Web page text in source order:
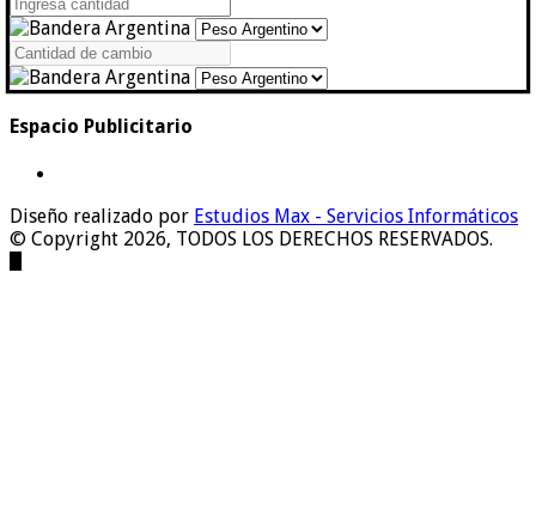
Espacio Publicitario
Diseño realizado por Estudios Max - Servicios Informáticos
© Copyright 2026, TODOS LOS DERECHOS RESERVADOS.